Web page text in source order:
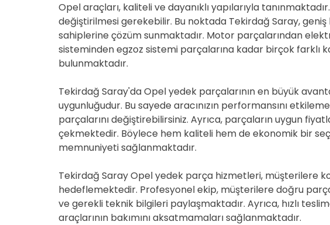
Opel araçları, kaliteli ve dayanıklı yapılarıyla
değiştirilmesi gerekebilir. Bu noktada Tekirdağ Saray,
sahiplerine çözüm sunmaktadır. Motor parçalarından
sisteminden egzoz sistemi parçalarına kadar birçok farklı
bulunmaktadır.
Tekirdağ Saray'da Opel yedek parçalarının en büyük
uygunluğudur. Bu sayede aracınızın performansını
parçalarını değiştirebilirsiniz. Ayrıca, parçaların uygun
çekmektedir. Böylece hem kaliteli hem de ekonomik bir
memnuniyeti sağlanmaktadır.
Tekirdağ Saray Opel yedek parça hizmetleri, müşterilere
hedeflemektedir. Profesyonel ekip, müşterilere doğru
ve gerekli teknik bilgileri paylaşmaktadır. Ayrıca, hızlı
araçlarının bakımını aksatmamaları sağlanmaktadır.